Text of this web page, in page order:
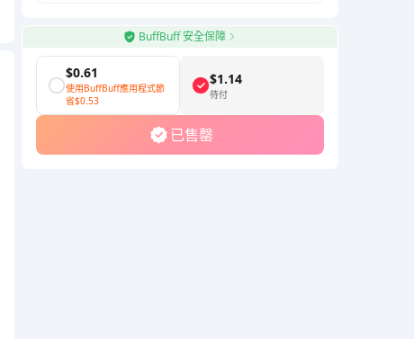
BuffBuff 安全保障
$0.61
使用BuffBuff應用程式節
省$0.53
$1.14
待付
已售罄